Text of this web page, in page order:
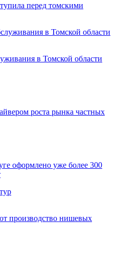
перед томскими
в Томской области
роста рынка частных
оформлено уже более 300
производство нишевых